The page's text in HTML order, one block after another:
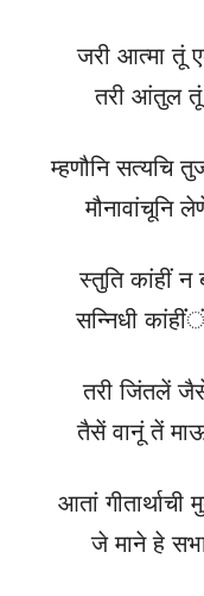
जरी आत्मा तूं
तरी आंतुल तूं
म्हणौनि सत्यचि
मौनावांचूनि
स्तुति कांहीं
सन्निधी
तरी जिंतलें
तैसें वानूं तें
आतां गीतार्थाची
जे माने हे